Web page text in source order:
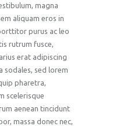
magna
aliquam eros in
purus ac leo
rutrum fusce,
erat adipiscing
sodales, sed lorem
pharetra,
scelerisque
aenean tincidunt
massa donec nec,